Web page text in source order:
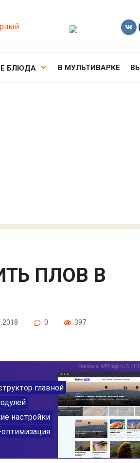
БЛЮДА В МУЛЬТИВАРКЕ
0 397